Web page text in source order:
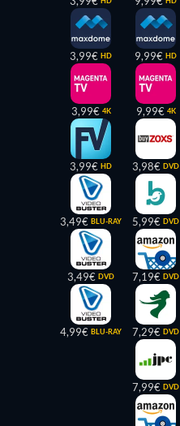
3,99€ HD
3,99€ 4K
3,99€ HD
3,49€ BLU-RAY
3,49€ DVD
4,99€ BLU-RAY
9,99€ HD
9,99€ 4K
3,98€ DVD
5,99€ DVD
7,19€ DVD
7,29€ DVD
7,99€ DVD